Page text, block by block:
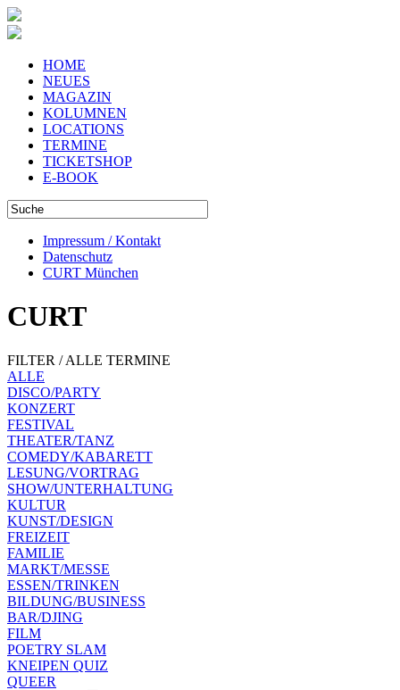
HOME
NEUES
MAGAZIN
KOLUMNEN
LOCATIONS
TERMINE
TICKETSHOP
E-BOOK
Impressum / Kontakt
Datenschutz
CURT München
CURT
FILTER / ALLE TERMINE
ALLE
DISCO/PARTY
KONZERT
FESTIVAL
THEATER/TANZ
COMEDY/KABARETT
LESUNG/VORTRAG
SHOW/UNTERHALTUNG
KULTUR
KUNST/DESIGN
FREIZEIT
FAMILIE
MARKT/MESSE
ESSEN/TRINKEN
BILDUNG/BUSINESS
BAR/DJING
FILM
POETRY SLAM
KNEIPEN QUIZ
QUEER